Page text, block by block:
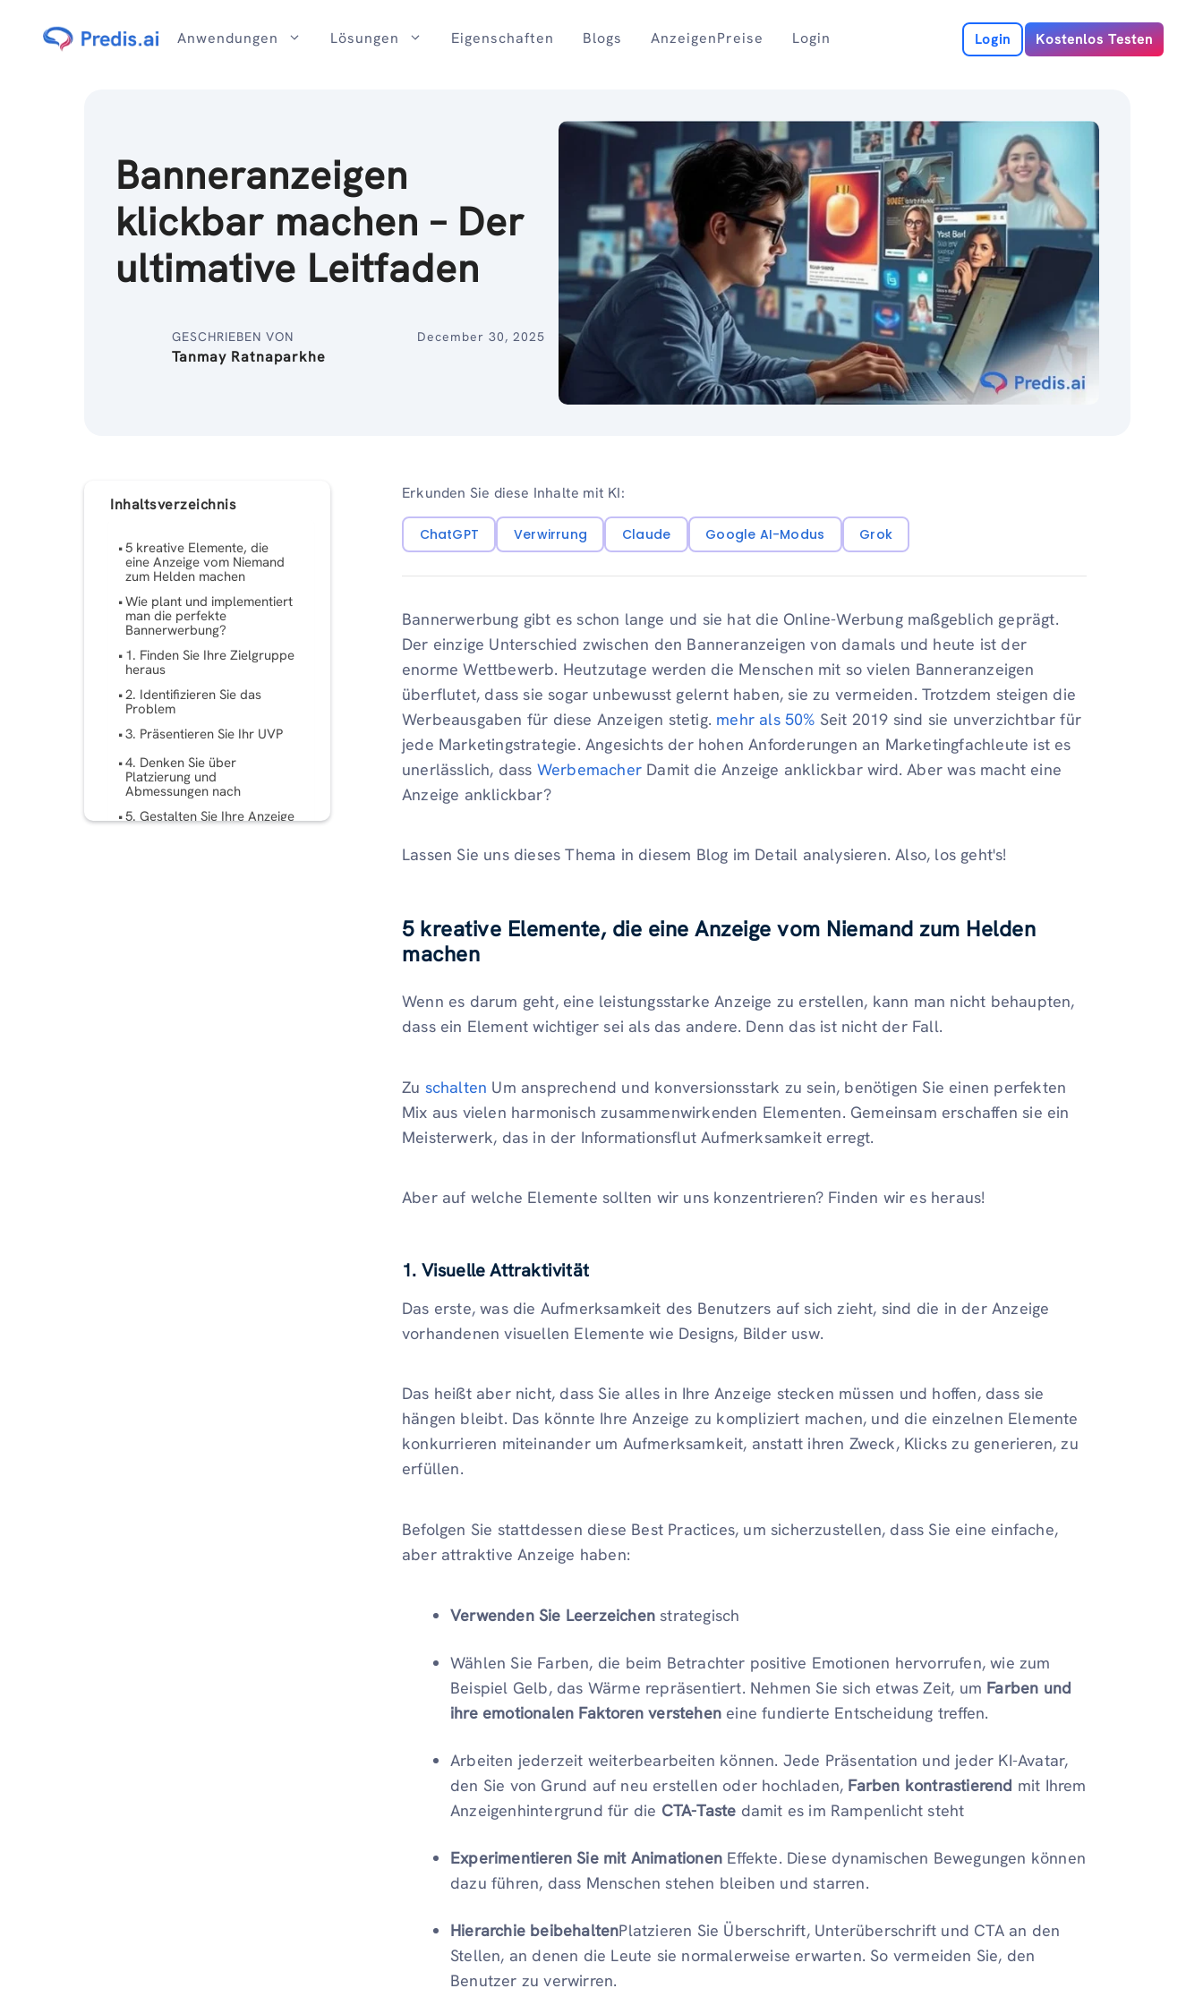
Anwendungen Lösungen Eigenschaften Blogs AnzeigenPreise Login Login Kostenlos Testen
Banneranzeigen
klickbar machen – Der
ultimative Leitfaden
GESCHRIEBEN VON
Tanmay Ratnaparkhe
December 30, 2025
Inhaltsverzeichnis
5 kreative Elemente, die
eine Anzeige vom Niemand
zum Helden machen
Wie plant und implementiert
man die perfekte
Bannerwerbung?
1. Finden Sie Ihre Zielgruppe
heraus
2. Identifizieren Sie das
Problem
3. Präsentieren Sie Ihr UVP
4. Denken Sie über
Platzierung und
Abmessungen nach
5. Gestalten Sie Ihre Anzeige
Erkunden Sie diese Inhalte mit KI:
ChatGPT Verwirrung Claude Google AI-Modus Grok
Bannerwerbung gibt es schon lange und sie hat die Online-Werbung maßgeblich geprägt.
Der einzige Unterschied zwischen den Banneranzeigen von damals und heute ist der
enorme Wettbewerb. Heutzutage werden die Menschen mit so vielen Banneranzeigen
überflutet, dass sie sogar unbewusst gelernt haben, sie zu vermeiden. Trotzdem steigen die
Werbeausgaben für diese Anzeigen stetig. mehr als 50% Seit 2019 sind sie unverzichtbar für
jede Marketingstrategie. Angesichts der hohen Anforderungen an Marketingfachleute ist es
unerlässlich, dass Werbemacher Damit die Anzeige anklickbar wird. Aber was macht eine
Anzeige anklickbar?
Lassen Sie uns dieses Thema in diesem Blog im Detail analysieren. Also, los geht's!
5 kreative Elemente, die eine Anzeige vom Niemand zum Helden
machen
Wenn es darum geht, eine leistungsstarke Anzeige zu erstellen, kann man nicht behaupten,
dass ein Element wichtiger sei als das andere. Denn das ist nicht der Fall.
Zu schalten Um ansprechend und konversionsstark zu sein, benötigen Sie einen perfekten
Mix aus vielen harmonisch zusammenwirkenden Elementen. Gemeinsam erschaffen sie ein
Meisterwerk, das in der Informationsflut Aufmerksamkeit erregt.
Aber auf welche Elemente sollten wir uns konzentrieren? Finden wir es heraus!
1. Visuelle Attraktivität
Das erste, was die Aufmerksamkeit des Benutzers auf sich zieht, sind die in der Anzeige
vorhandenen visuellen Elemente wie Designs, Bilder usw.
Das heißt aber nicht, dass Sie alles in Ihre Anzeige stecken müssen und hoffen, dass sie
hängen bleibt. Das könnte Ihre Anzeige zu kompliziert machen, und die einzelnen Elemente
konkurrieren miteinander um Aufmerksamkeit, anstatt ihren Zweck, Klicks zu generieren, zu
erfüllen.
Befolgen Sie stattdessen diese Best Practices, um sicherzustellen, dass Sie eine einfache,
aber attraktive Anzeige haben:
Verwenden Sie Leerzeichen strategisch
Wählen Sie Farben, die beim Betrachter positive Emotionen hervorrufen, wie zum
Beispiel Gelb, das Wärme repräsentiert. Nehmen Sie sich etwas Zeit, um Farben und
ihre emotionalen Faktoren verstehen eine fundierte Entscheidung treffen.
Arbeiten jederzeit weiterbearbeiten können. Jede Präsentation und jeder KI-Avatar,
den Sie von Grund auf neu erstellen oder hochladen, Farben kontrastierend mit Ihrem
Anzeigenhintergrund für die CTA-Taste damit es im Rampenlicht steht
Experimentieren Sie mit Animationen Effekte. Diese dynamischen Bewegungen können
dazu führen, dass Menschen stehen bleiben und starren.
Hierarchie beibehaltenPlatzieren Sie Überschrift, Unterüberschrift und CTA an den
Stellen, an denen die Leute sie normalerweise erwarten. So vermeiden Sie, den
Benutzer zu verwirren.